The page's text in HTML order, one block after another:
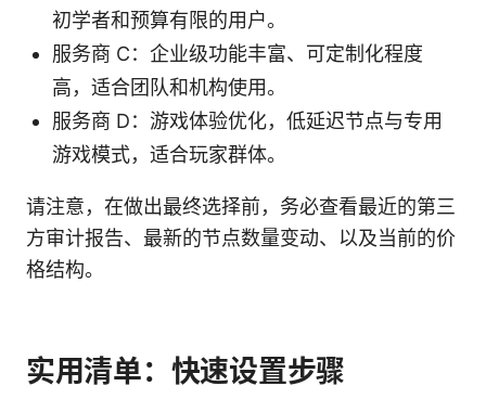
初学者和预算有限的用户。
服务商 C：企业级功能丰富、可定制化程度
高，适合团队和机构使用。
服务商 D：游戏体验优化，低延迟节点与专用
游戏模式，适合玩家群体。
请注意，在做出最终选择前，务必查看最近的第三
方审计报告、最新的节点数量变动、以及当前的价
格结构。
实用清单：快速设置步骤